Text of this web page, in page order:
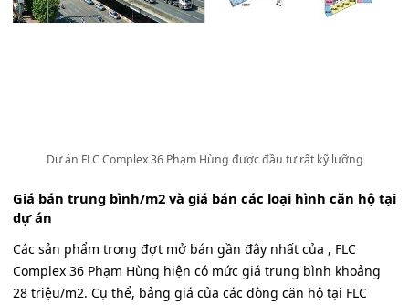
Dự án FLC Complex 36 Phạm Hùng được đầu tư rất kỹ lưỡng
Giá bán trung bình/m2 và giá bán các loại hình căn hộ tại
dự án
Các sản phẩm trong đợt mở bán gần đây nhất của , FLC
Complex 36 Phạm Hùng hiện có mức giá trung bình khoảng
28 triệu/m2. Cụ thể, bảng giá của các dòng căn hộ tại FLC